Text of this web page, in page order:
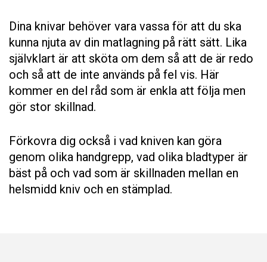
Dina knivar behöver vara vassa för att du ska
kunna njuta av din matlagning på rätt sätt. Lika
självklart är att sköta om dem så att de är redo
och så att de inte används på fel vis. Här
kommer en del råd som är enkla att följa men
gör stor skillnad.
Förkovra dig också i vad kniven kan göra
genom olika handgrepp, vad olika bladtyper är
bäst på och vad som är skillnaden mellan en
helsmidd kniv och en stämplad.
Nödvändiga
Dessa kakor
går inte att
välja bort. De
behövs för
att hemsidan
över huvud
Statistik
ska kunna
förbättra